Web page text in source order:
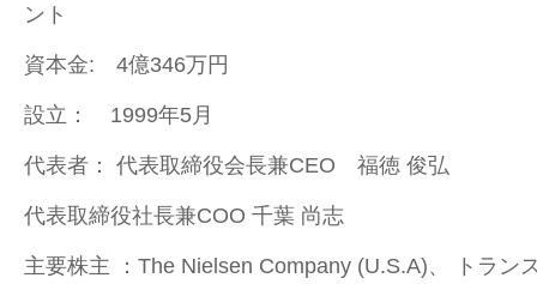
ント
資本金: 4億346万円
設立： 1999年5月
代表者： 代表取締役会長兼CEO 福徳 俊弘
代表取締役社長兼COO 千葉 尚志
主要株主 ：The Nielsen Company (U.S.A)、 トラン